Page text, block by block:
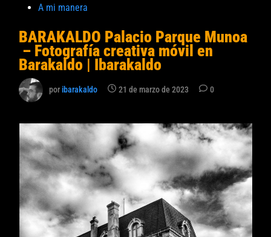
Publicado
A mi manera
BARAKALDO Palacio Parque Munoa
– Fotografía creativa móvil en
Barakaldo | Ibarakaldo
poribarakaldo 21 de marzo de 2023 0